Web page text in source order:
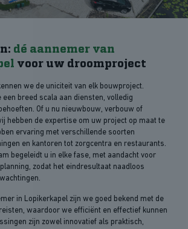
dé aannemer van
voor uw droomproject
we de uniciteit van elk bouwproject.
een breed scala aan diensten, volledig
Of u nu nieuwbouw, verbouw of
hebben de expertise om uw project op maat te
ervaring met verschillende soorten
en kantoren tot zorgcentra en restaurants.
begeleidt u in elke fase, met aandacht voor
zodat het eindresultaat naadloos
in Lopikerkapel zijn we goed bekend met de
waardoor we efficiënt en effectief kunnen
zijn zowel innovatief als praktisch,